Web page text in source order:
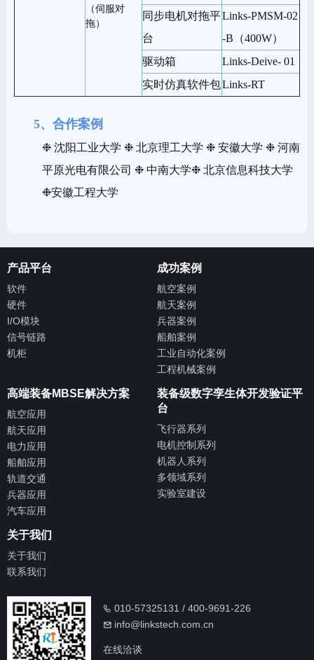
（伺服对
拖）
同步电机对拖平
台
Links-PMSM-02
-B（400W）
驱动箱
Links-Deive- 01
实时仿真软件包Links-RT
5、合作案例
❉ 沈阳工业大学 ❉ 北京理工大学 ❉ 安徽大学 ❉ 河南
平原光电有限公司 ❉ 中南大学❉ 北京信息科技大学
❉安徽工程大学
产品平台
软件
硬件
I/O模块
信号链路
机柜
成功案例
航空案例
航天案例
兵器案例
船舶案例
工业自动化案例
工程机械案例
高端装备MBSE解决方案
航空应用
航天应用
电力应用
船舶应用
轨道交通
兵器应用
汽车应用
装备级数字孪生体开发验证平
台
飞行器系列
电机控制系列
机器人系列
多领域系列
实验室建设
关于我们
关于我们
联系我们
010-57325131 / 400-9691-226
info@linkstech.com.cn
在线洽谈